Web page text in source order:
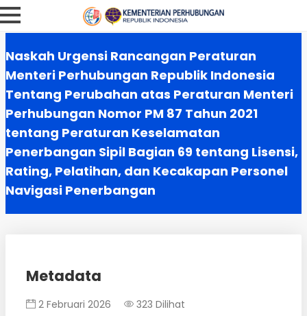
Naskah Urgensi Rancangan Peraturan
Menteri Perhubungan Republik Indonesia
Tentang Perubahan atas Peraturan Menteri
Perhubungan Nomor PM 87 Tahun 2021
tentang Peraturan Keselamatan
Penerbangan Sipil Bagian 69 tentang Lisensi,
Rating, Pelatihan, dan Kecakapan Personel
Navigasi Penerbangan
Metadata
2 Februari 2026 323 Dilihat